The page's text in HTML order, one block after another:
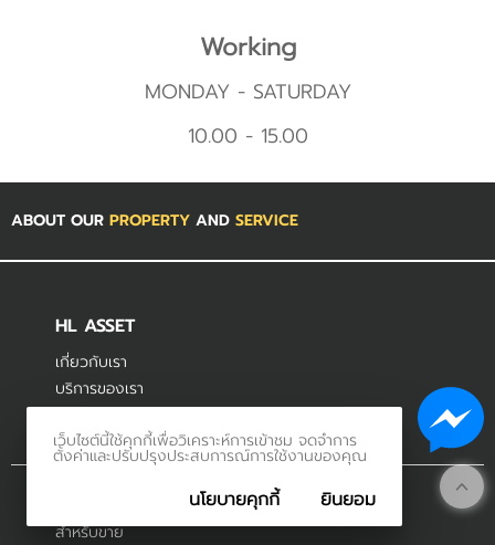
Working
MONDAY - SATURDAY
10.00 - 15.00
ABOUT OUR PROPERTY AND SERVICE
HL ASSET
เกี่ยวกับเรา
บริการของเรา
ร่วมงานกับเรา
ฝากขายกับเรา
สำหรับขาย
เว็บไซต์นี้ใช้คุกกี้เพื่อวิเคราะห์การเข้าชม จดจำการ
ตั้งค่าและปรับปรุงประสบการณ์การใช้งานของคุณ
นโยบายคุกกี้ ยินยอม